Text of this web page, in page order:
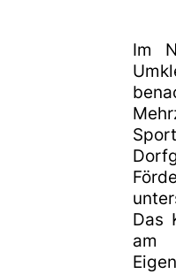
Im
Das
am